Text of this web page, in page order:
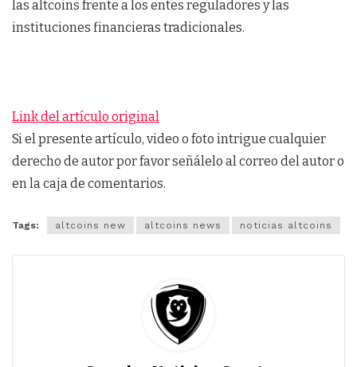
las altcoins frente a los entes reguladores y las
instituciones financieras tradicionales.
Link del artículo original
Si el presente artículo, video o foto intrigue cualquier
derecho de autor por favor señálelo al correo del autor o
en la caja de comentarios.
Tags: altcoins new altcoins news noticias altcoins